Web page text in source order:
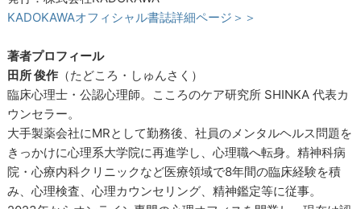
KADOKAWAオフィシャル書誌詳細ページ＞＞
著者プロフィール
田所 俊作 （たどころ・しゅんさく）
臨床心理士・公認心理師。こころのケア研究所 SHINKA 代表カ
ウンセラー。
大手製薬会社にMRとして勤務後、社員のメンタルヘルス問題を
きっかけに心理系大学院に再進学し、心理職へ転身。精神科病
院・心療内科クリニックなど医療領域で8年間の臨床経験を積
み、心理検査、心理カウンセリング、精神鑑定等に従事。